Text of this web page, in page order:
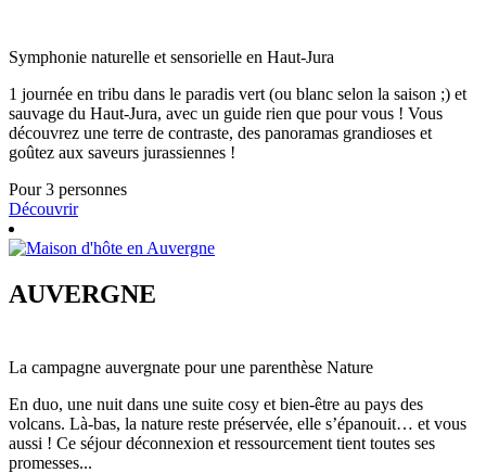
Symphonie naturelle et sensorielle en Haut-Jura
1 journée en tribu dans le paradis vert (ou blanc selon la saison ;) et
sauvage du Haut-Jura, avec un guide rien que pour vous ! Vous
découvrez une terre de contraste, des panoramas grandioses et
goûtez aux saveurs jurassiennes !
Pour 3 personnes
Découvrir
AUVERGNE
La campagne auvergnate pour une parenthèse Nature
En duo, une nuit dans une suite cosy et bien-être au pays des
volcans. Là-bas, la nature reste préservée, elle s’épanouit… et vous
aussi ! Ce séjour déconnexion et ressourcement tient toutes ses
promesses...